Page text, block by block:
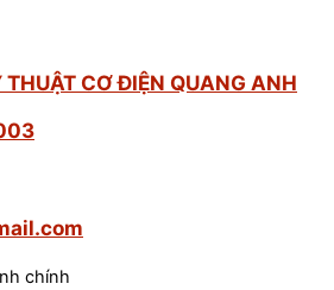
CƠ ĐIỆN QUANG ANH
chính